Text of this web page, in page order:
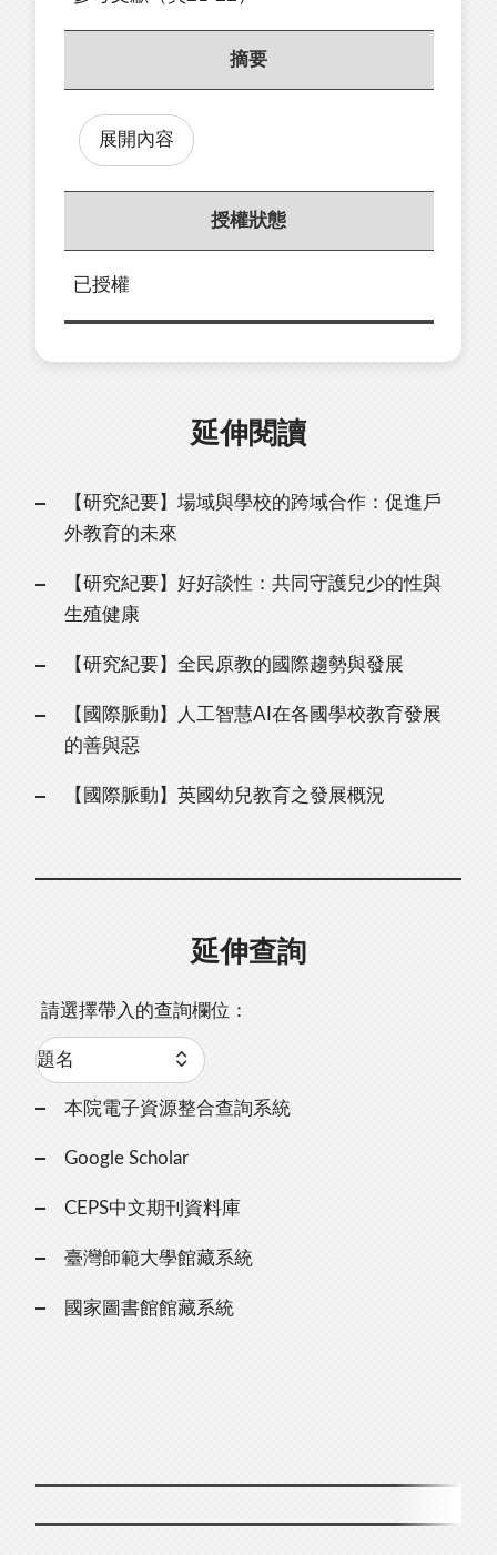
摘要
展開內容
授權狀態
已授權
延伸閱讀
【研究紀要】場域與學校的跨域合作：促進戶
外教育的未來
【研究紀要】好好談性：共同守護兒少的性與
生殖健康
【研究紀要】全民原教的國際趨勢與發展
【國際脈動】人工智慧AI在各國學校教育發展
的善與惡
【國際脈動】英國幼兒教育之發展概況
延伸查詢
請選擇帶入的查詢欄位：
本院電子資源整合查詢系統
Google Scholar
CEPS中文期刊資料庫
臺灣師範大學館藏系統
國家圖書館館藏系統